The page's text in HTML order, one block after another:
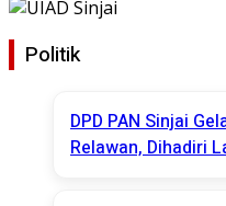
Politik
DPD PAN Sinjai
Relawan, Dihadiri